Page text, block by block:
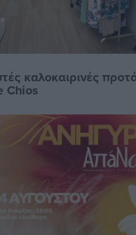
καλοκαιρινές
Chios